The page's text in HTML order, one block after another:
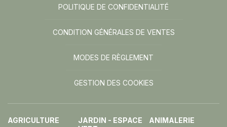
POLITIQUE DE CONFIDENTIALITÉ
CONDITION GÉNÉRALES DE VENTES
MODES DE RÈGLEMENT
GESTION DES COOKIES
AGRICULTURE
JARDIN - ESPACE
ANIMALERIE